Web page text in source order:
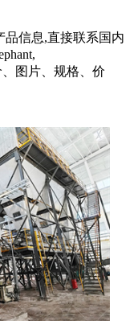
品信息,直接联系国内
图片、规格、价